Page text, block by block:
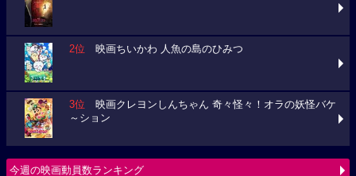
2位 映画ちいかわ 人魚の島のひみつ
3位 映画クレヨンしんちゃん 奇々怪々！オラの妖怪バケ
～ション
今週の映画動員数ランキング